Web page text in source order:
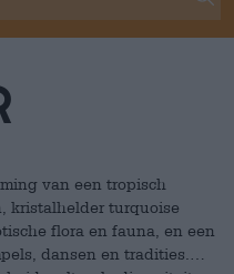
van een tropisch
kristalhelder turquoise
flora en fauna, en een
dansen en tradities.